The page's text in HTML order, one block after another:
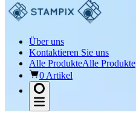
Über uns
Kontaktieren Sie uns
Alle ProdukteAlle Produkte
0 Artikel